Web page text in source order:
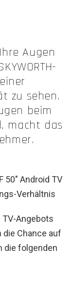
Augen
zu sehen.
beim
macht das
50″ Android TV
Verhältnis
Angebots
die Chance auf
die folgenden